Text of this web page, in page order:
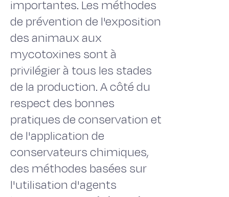
importantes. Les méthodes
de prévention de l'exposition
des animaux aux
mycotoxines sont à
privilégier à tous les stades
de la production. A côté du
respect des bonnes
pratiques de conservation et
de l'application de
conservateurs chimiques,
des méthodes basées sur
l'utilisation d'agents